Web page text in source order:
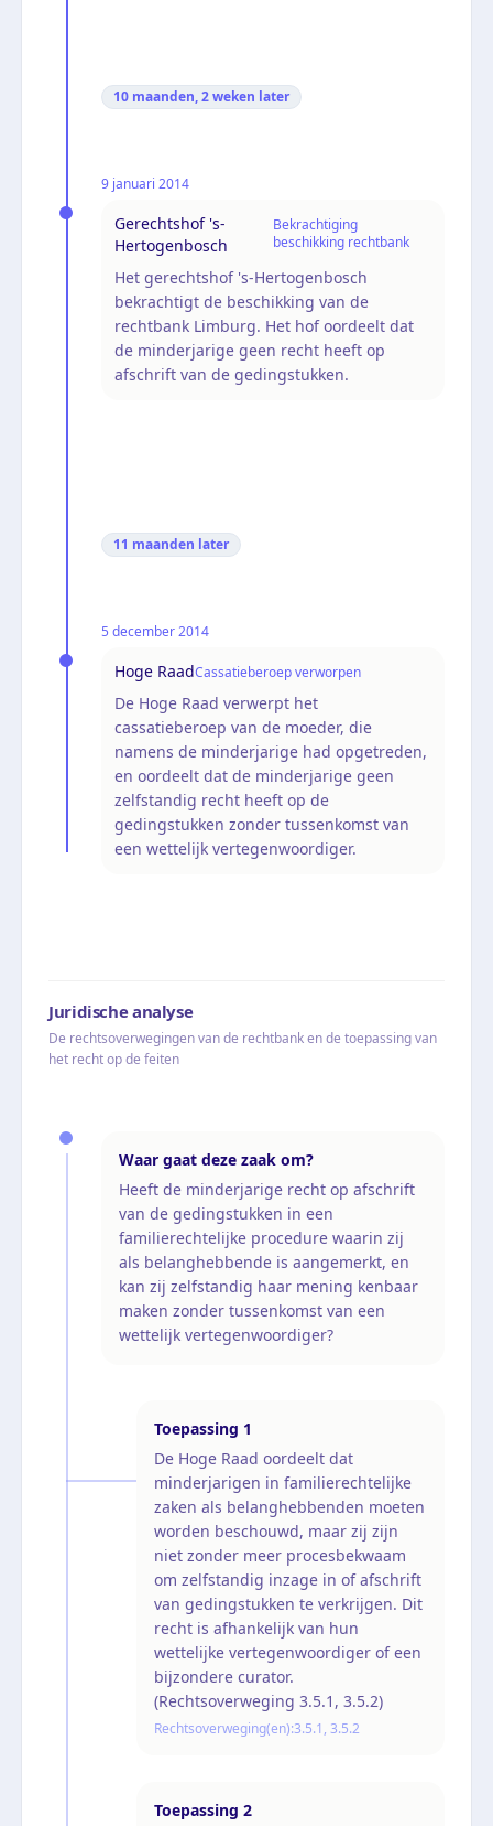
10 maanden, 2 weken later
9 januari 2014
Gerechtshof 's-
Hertogenbosch
Bekrachtiging
beschikking rechtbank
Het gerechtshof 's-Hertogenbosch
bekrachtigt de beschikking van de
rechtbank Limburg. Het hof oordeelt dat
de minderjarige geen recht heeft op
afschrift van de gedingstukken.
11 maanden later
5 december 2014
Hoge RaadCassatieberoep verworpen
De Hoge Raad verwerpt het
cassatieberoep van de moeder, die
namens de minderjarige had opgetreden,
en oordeelt dat de minderjarige geen
zelfstandig recht heeft op de
gedingstukken zonder tussenkomst van
een wettelijk vertegenwoordiger.
Juridische analyse
De rechtsoverwegingen van de rechtbank en de toepassing van
het recht op de feiten
Waar gaat deze zaak om?
Heeft de minderjarige recht op afschrift
van de gedingstukken in een
familierechtelijke procedure waarin zij
als belanghebbende is aangemerkt, en
kan zij zelfstandig haar mening kenbaar
maken zonder tussenkomst van een
wettelijk vertegenwoordiger?
Toepassing 1
De Hoge Raad oordeelt dat
minderjarigen in familierechtelijke
zaken als belanghebbenden moeten
worden beschouwd, maar zij zijn
niet zonder meer procesbekwaam
om zelfstandig inzage in of afschrift
van gedingstukken te verkrijgen. Dit
recht is afhankelijk van hun
wettelijke vertegenwoordiger of een
bijzondere curator.
(Rechtsoverweging 3.5.1, 3.5.2)
Rechtsoverweging(en):3.5.1, 3.5.2
Toepassing 2